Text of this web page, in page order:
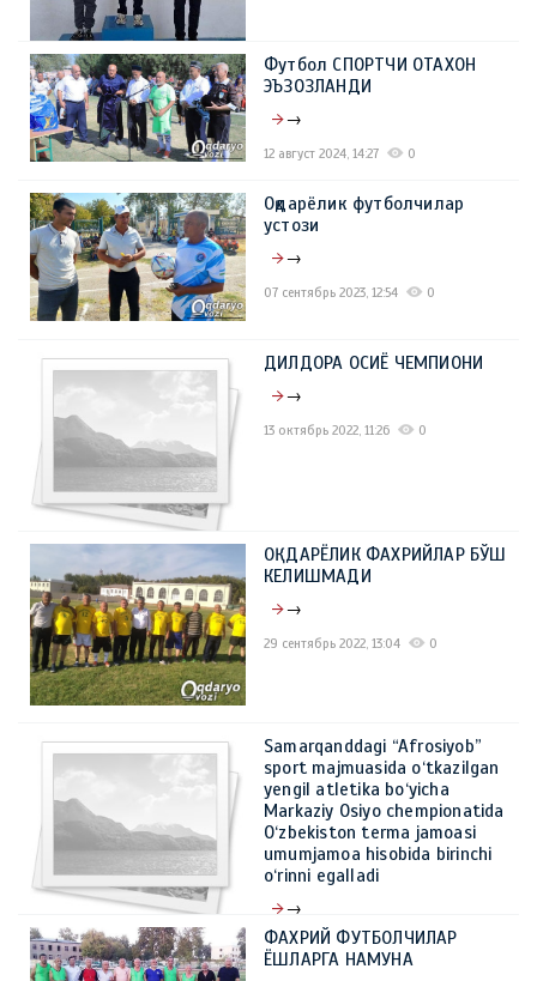
Футбол СПОРТЧИ ОТАХОН
ЭЪЗОЗЛАНДИ
→
12 август 2024, 14:27 0
Оқдарёлик футболчилар
устози
→
07 сентябрь 2023, 12:54 0
ДИЛДОРА ОСИЁ ЧЕМПИОНИ
→
13 октябрь 2022, 11:26 0
ОҚДАРЁЛИК ФАХРИЙЛАР БЎШ
КЕЛИШМАДИ
→
29 сентябрь 2022, 13:04 0
Samarqanddagi “Afrosiyob”
sport majmuasida o‘tkazilgan
yengil atletika bo‘yicha
Markaziy Osiyo chempionatida
O‘zbekiston terma jamoasi
umumjamoa hisobida birinchi
o‘rinni egalladi
→
27 сентябрь 2022, 13:51 0
ФАХРИЙ ФУТБОЛЧИЛАР
ЁШЛАРГА НАМУНА